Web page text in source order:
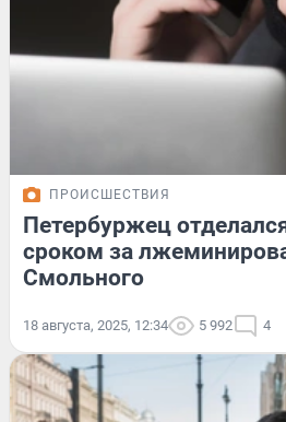
ПРОИСШЕСТВИЯ
Петербуржец
сроком за
Смольного
18 августа, 2025, 12:34 5 992 4